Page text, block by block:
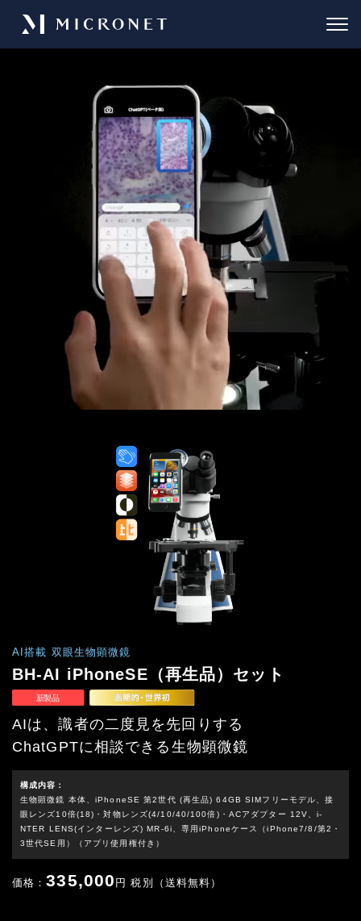
AI搭載 双眼生物顕微鏡
BH-AI iPhoneSE（再生品）セット
AIは、識者の二度見を先回りする
ChatGPTに相談できる生物顕微鏡
構成内容：
生物顕微鏡 本体、iPhoneSE 第2世代 (再生品) 64GB SIMフリーモデル、接
眼レンズ10倍(18)・対物レンズ(4/10/40/100倍)・ACアダプター 12V、i-
NTER LENS(インターレンズ) MR-6i、専用iPhoneケース（iPhone7/8/第2・
3世代SE用）（アプリ使用権付き）
価格：335,000 円 税別（送料無料）